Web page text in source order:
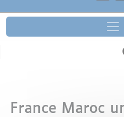
France Maroc